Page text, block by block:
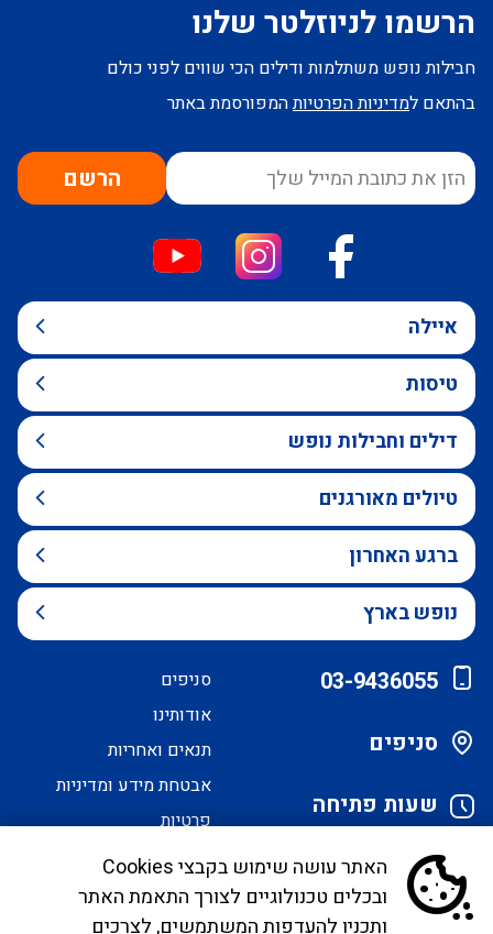
הרשמו לניוזלטר שלנו
חבילות נופש משתלמות ודילים הכי שווים לפני כולם
בהתאם למדיניות הפרטיותהמפורסמת באתר
הרשם
איילה
טיסות
דילים וחבילות נופש
טיולים מאורגנים
ברגע האחרון
נופש בארץ
03-9436055
סניפים
שעות פתיחה
סניפים
אודותינו
תנאים ואחריות
אבטחת מידע ומדיניות
פרטיות
הסדרי נגישות
לקוחות יקרים, בימים אלו אנו נערכים ליישם את
האתר עושה שימוש בקבצי Cookies
ובכלים טכנולוגיים לצורך התאמת האתר
ותכניו להעדפות המשתמשים, לצרכים